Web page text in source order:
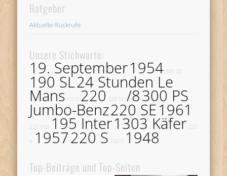
Ratgeber
Aktuelle Rückrufe
Unsere Stichworte:
19. September1954 300 SE
190 SL24 Stunden Le
Mans 1973 220 220 Sb /8300 PS
Jumbo-Benz220 SE1961
220 SEb 195 Inter1303 Käfer 220
b 1957220 S 230 S 1948
Top-Beiträge und Top-Seiten